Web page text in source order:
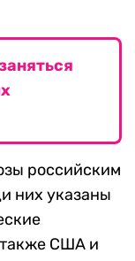
российским
них указаны
США и